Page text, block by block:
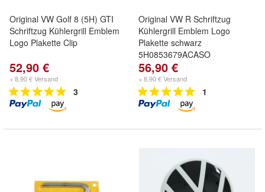
Original VW Golf 8 (5H) GTI
Schriftzug Kühlergrill Emblem
Logo Plakette Clip
52,90 €
+ 8,90 € Versand
3
Original VW R Schriftzug
Kühlergrill Emblem Logo
Plakette schwarz
5H0853679ACASO
56,90 €
+ 8,90 € Versand
1